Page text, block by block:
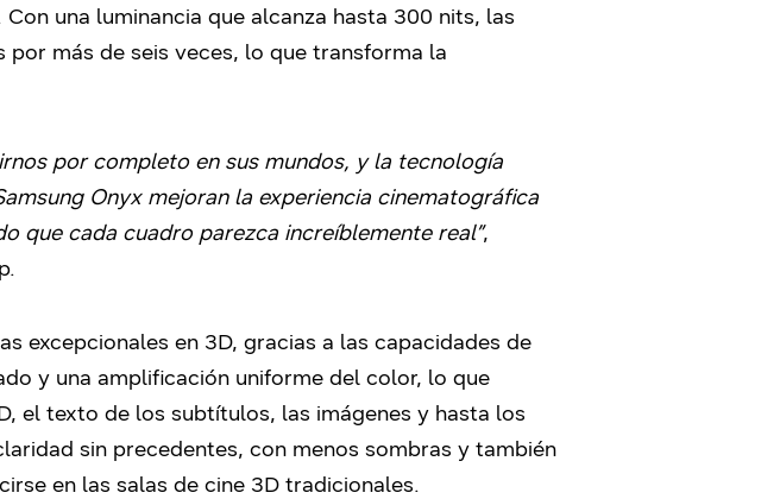
una luminancia que alcanza hasta 300 nits, las
más de seis veces, lo que transforma la
por completo en sus mundos, y la tecnología
Onyx mejoran la experiencia cinematográfica
que cada cuadro parezca increíblemente real”,
excepcionales en 3D, gracias a las capacidades de
y una amplificación uniforme del color, lo que
el texto de los subtítulos, las imágenes y hasta los
sin precedentes, con menos sombras y también
en las salas de cine 3D tradicionales.